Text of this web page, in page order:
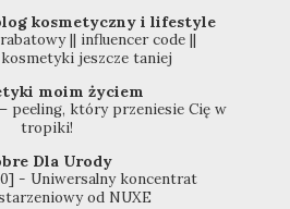
kosmetyczny i lifestyle
|| influencer code ||
jeszcze taniej
moim życiem
peeling, który przeniesie Cię w
tropiki!
Dla Urody
- Uniwersalny koncentrat
od NUXE